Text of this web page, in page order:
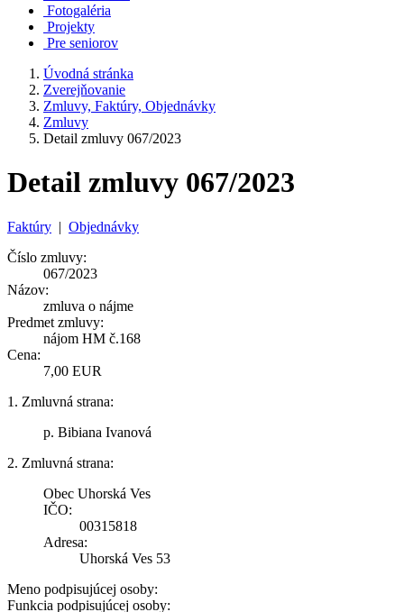
Fotogaléria
Projekty
Pre seniorov
Úvodná stránka
Zverejňovanie
Zmluvy, Faktúry, Objednávky
Zmluvy
Detail zmluvy 067/2023
Detail zmluvy 067/2023
Faktúry | Objednávky
Číslo zmluvy:
067/2023
Názov:
zmluva o nájme
Predmet zmluvy:
nájom HM č.168
Cena:
7,00 EUR
1. Zmluvná strana:
p. Bibiana Ivanová
2. Zmluvná strana:
Obec Uhorská Ves
IČO:
00315818
Adresa:
Uhorská Ves 53
Meno podpisujúcej osoby:
Funkcia podpisujúcej osoby: